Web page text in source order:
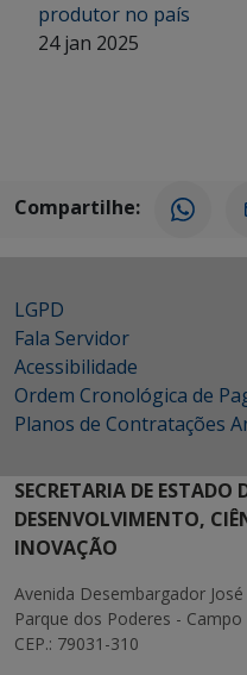
produtor no país
24 jan 2025
Compartilhe:
LGPD
Fala Servidor
Acessibilidade
Ordem Cronológica de
Planos de Contratações
SECRETARIA DE ESTADO
DESENVOLVIMENTO,
INOVAÇÃO
Avenida Desembargador
Parque dos Poderes -
CEP.: 79031-310